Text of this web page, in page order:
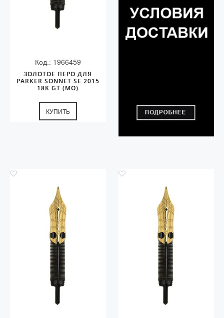
Код.: 1966459
ЗОЛОТОЕ ПЕРО ДЛЯ
PARKER SONNET SE 2015
18K GT (MO)
КУПИТЬ